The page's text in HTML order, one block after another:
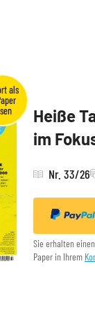
Heiße
im
Nr. 33/26
Sie erhalten
Paper in Ihrem